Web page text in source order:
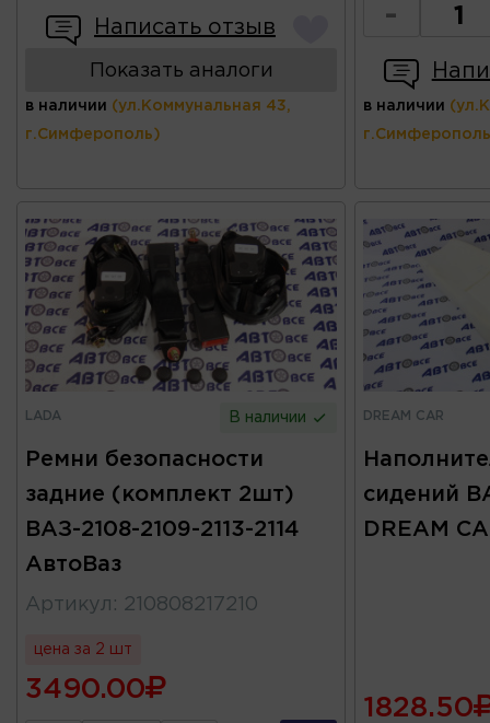
Написать отзыв
Показать аналоги
в наличии (ул.Коммунальная 43,
г.Симферополь)
-
в наличии
LADA В наличии
Ремни безопасности
задние (комплект 2шт)
ВАЗ-2108-2109-2113-2114
АвтоВаз
Артикул : 210808217210
цена за 2 шт
3490.00
DREAM CAR
сидений
DREAM
1828.50